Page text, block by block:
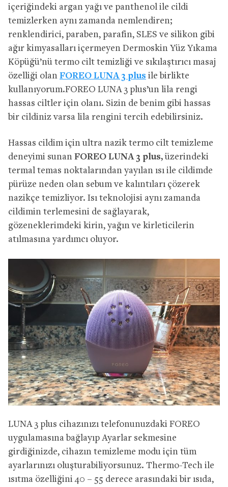
içeriğindeki argan yağı ve panthenol ile cildi
temizlerken aynı zamanda nemlendiren;
renklendirici, paraben, parafin, SLES ve silikon gibi
ağır kimyasalları içermeyen Dermoskin Yüz Yıkama
Köpüğü’nü termo cilt temizliği ve sıkılaştırıcı masaj
özelliği olan FOREO LUNA 3 plus ile birlikte
kullanıyorum.FOREO LUNA 3 plus’un lila rengi
hassas ciltler için olanı. Sizin de benim gibi hassas
bir cildiniz varsa lila rengini tercih edebilirsiniz.
Hassas cildim için ultra nazik termo cilt temizleme
deneyimi sunan FOREO LUNA 3 plus,üzerindeki
termal temas noktalarından yayılan ısı ile cildimde
pürüze neden olan sebum ve kalıntıları çözerek
nazikçe temizliyor. Isı teknolojisi aynı zamanda
cildimin terlemesini de sağlayarak,
gözeneklerimdeki kirin, yağın ve kirleticilerin
atılmasına yardımcı oluyor.
LUNA 3 plus cihazınızı telefonunuzdaki FOREO
uygulamasına bağlayıp Ayarlar sekmesine
girdiğinizde, cihazın temizleme modu için tüm
ayarlarınızı oluşturabiliyorsunuz. Thermo-Tech ile
ısıtma özelliğini 40 – 55 derece arasındaki bir ısıda,